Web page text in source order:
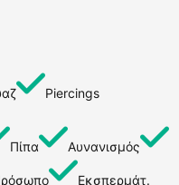
Piercings
Πίπα Αυνανισμός
Εκσπερμάτ.